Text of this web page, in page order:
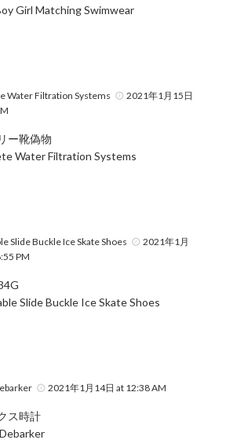
Girl Matching Swimwear
Water Filtration Systems
2021年1月15日
ー靴偽物
Water Filtration Systems
Slide Buckle Ice Skate Shoes
2021年1月
PM
Slide Buckle Ice Skate Shoes
2021年1月14日 at 12:38 AM
ス時計